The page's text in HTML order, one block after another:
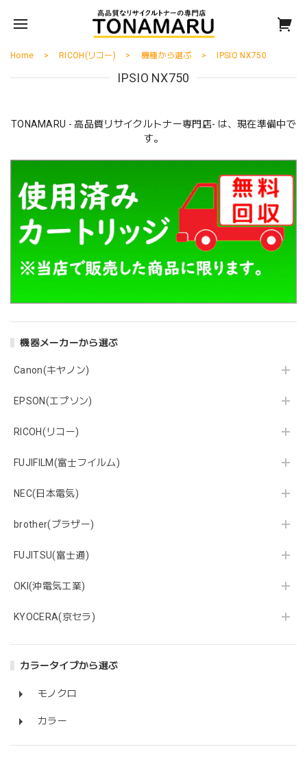
機器メーカーから選ぶ
Canon(キヤノン)
EPSON(エプソン)
RICOH(リコー)
FUJIFILM(富士フイルム)
NEC(日本電気)
brother(ブラザー)
FUJITSU(富士通)
OKI(沖電気工業)
KYOCERA(京セラ)
カラータイプから選ぶ
モノクロ
カラー
Home RICOH(リコー) 機種から選ぶ IPSIO NX750
IPSIO NX750
TONAMARU - 高品質リサイクルトナー専門店- は、現在準備中で
す。